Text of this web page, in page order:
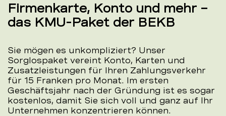
Firmenkarte, Konto und mehr –
das KMU-Paket der BEKB
Sie mögen es unkompliziert? Unser
Sorglospaket vereint Konto, Karten und
Zusatzleistungen für Ihren Zahlungsverkehr
für 15 Franken pro Monat. Im ersten
Geschäftsjahr nach der Gründung ist es sogar
kostenlos, damit Sie sich voll und ganz auf Ihr
Unternehmen konzentrieren können.